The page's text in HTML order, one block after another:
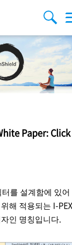
검색
Menu
Paper: Click
를 설계함에 있어
해 적용되는 I-PEX
인 명칭입니다.